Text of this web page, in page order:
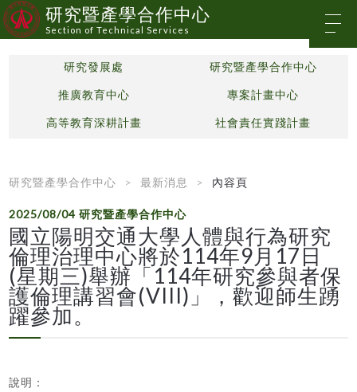
研究暨產學合作中心
Section of Technical Services
研究發展處 研究暨產學合作中心
推廣教育中心 專案計畫中心
高等教育深耕計畫 社會責任實踐計畫
研究暨產學合作中心 最新消息 內容頁
2025/08/04研究暨產學合作中心
國立陽明交通大學人體與行為研究
倫理治理中心將於114年9月17日
(星期三)舉辦「114年研究參與者保
護倫理講習會(VIII)」，歡迎師生踴
躍參加。
說明：